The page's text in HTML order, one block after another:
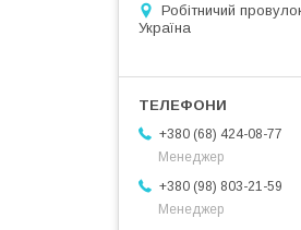
Робітничий
Україна
+380 (68) 424-08-77
Менеджер
+380 (98) 803-21-59
Менеджер